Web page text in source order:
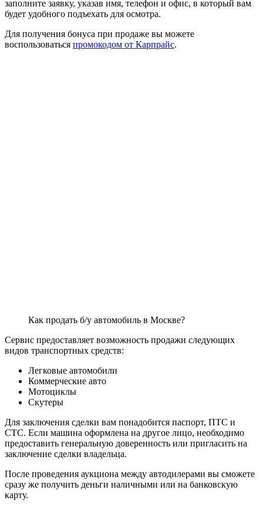
заполните заявку, указав имя, телефон и офис, в который вам
будет удобного подъехать для осмотра.
Для получения бонуса при продаже вы можете
воспользоваться промокодом от Карпрайс.
Как продать б/у автомобиль в Москве?
Сервис предоставляет возможность продажи следующих
видов транспортных средств:
Легковые автомобили
Коммерческие авто
Мотоциклы
Скутеры
Для заключения сделки вам понадобится паспорт, ПТС и
СТС. Если машина оформлена на другое лицо, необходимо
предоставить генеральную доверенность или пригласить на
заключение сделки владельца.
После проведения аукциона между автодилерами вы сможете
сразу же получить деньги наличными или на банковскую
карту.